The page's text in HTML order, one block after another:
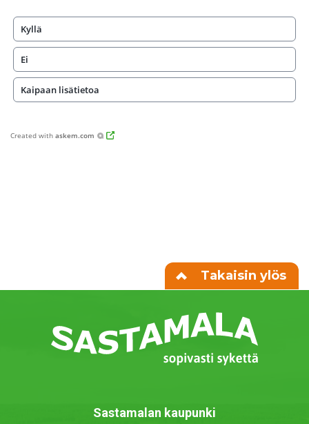
Kyllä
Ei
Kaipaan lisätietoa
Created with askem.com
Takaisin ylös
Sastamalan kaupunki